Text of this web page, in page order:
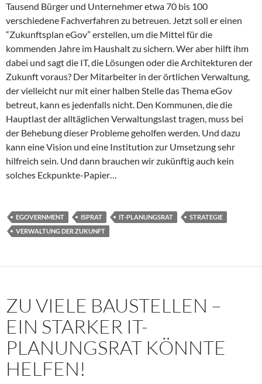
Tausend Bürger und Unternehmer etwa 70 bis 100
verschiedene Fachverfahren zu betreuen. Jetzt soll er einen
“Zukunftsplan eGov” erstellen, um die Mittel für die
kommenden Jahre im Haushalt zu sichern. Wer aber hilft ihm
dabei und sagt die IT, die Lösungen oder die Architekturen der
Zukunft voraus? Der Mitarbeiter in der örtlichen Verwaltung,
der vielleicht nur mit einer halben Stelle das Thema eGov
betreut, kann es jedenfalls nicht. Den Kommunen, die die
Hauptlast der alltäglichen Verwaltungslast tragen, muss bei
der Behebung dieser Probleme geholfen werden. Und dazu
kann eine Vision und eine Institution zur Umsetzung sehr
hilfreich sein. Und dann brauchen wir zukünftig auch kein
solches Eckpunkte-Papier…
EGOVERNMENT ISPRAT IT-PLANUNGSRAT
STRATEGIE
VERWALTUNG DER ZUKUNFT
ZU VIELE BAUSTELLEN –
EIN STARKER IT-
PLANUNGSRAT KÖNNTE
HELFEN!